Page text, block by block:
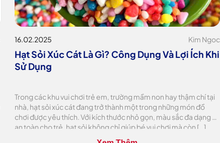
16.02.2025 Kim Ngoc
Hạt Sỏi Xúc Cát Là Gì? Công Dụng Và Lợi Ích Khi
Sử Dụng
Trong các khu vui chơi trẻ em, trường mầm non hay thậm chí tại
nhà, hạt sỏi xúc cát đang trở thành một trong những món đồ
chơi được yêu thích. Với kích thước nhỏ gọn, màu sắc đa dạng và
an toàn cho trẻ, hạt sỏi không chỉ giúp bé vui chơi mà còn […]